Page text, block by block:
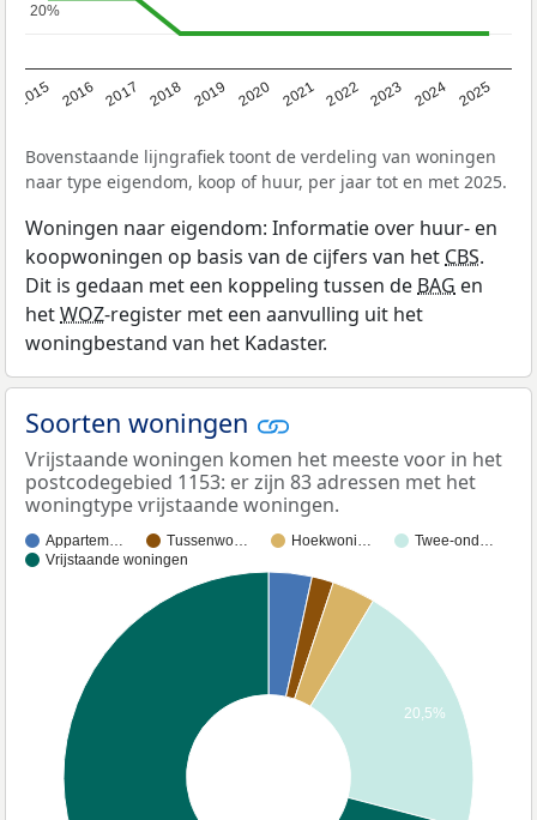
2015 2016 2017 2018 2019 2020 2021 2022 2023 2024 2025
20%
20%
Bovenstaande lijngrafiek toont de verdeling van woningen
naar type eigendom, koop of huur, per jaar tot en met 2025.
Woningen naar eigendom: Informatie over huur- en
koopwoningen op basis van de cijfers van het CBS.
Dit is gedaan met een koppeling tussen de BAG en
hetWOZ-register met een aanvulling uit het
woningbestand van het Kadaster.
Soorten woningen
Vrijstaande woningen komen het meeste voor in het
postcodegebied 1153: er zijn 83 adressen met het
woningtype vrijstaande woningen.
Appartem… Tussenwo… Hoekwoni…
Twee-ond…
Vrijstaande woningen
20,5%